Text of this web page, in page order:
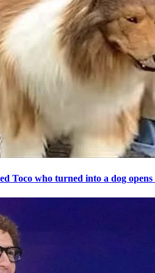
Toco who turned into a dog